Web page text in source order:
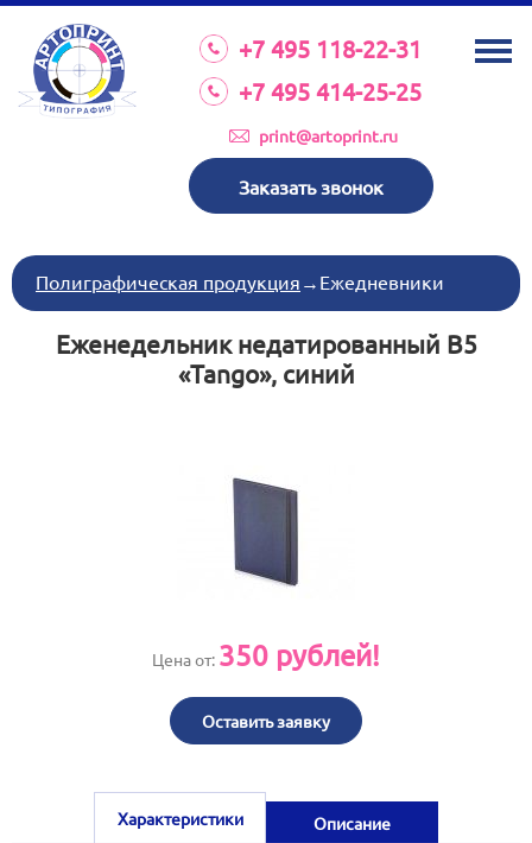
+7 495 118-22-31
+7 495 414-25-25
print@artoprint.ru
Заказать звонок
О КОМПАНИИ
УСЛУГИ
КАТАЛОГ
ТРЕБОВАНИЯ К МАКЕТАМ
НОВОСТИ
ИНВЕСТИЦИИ
КОНТАКТЫ
Полиграфическая продукция → Ежедневники
Еженедельник недатированный В5
«Tango», синий
Цена от: 350 рублей!
Оставить заявку
Характеристики Описание